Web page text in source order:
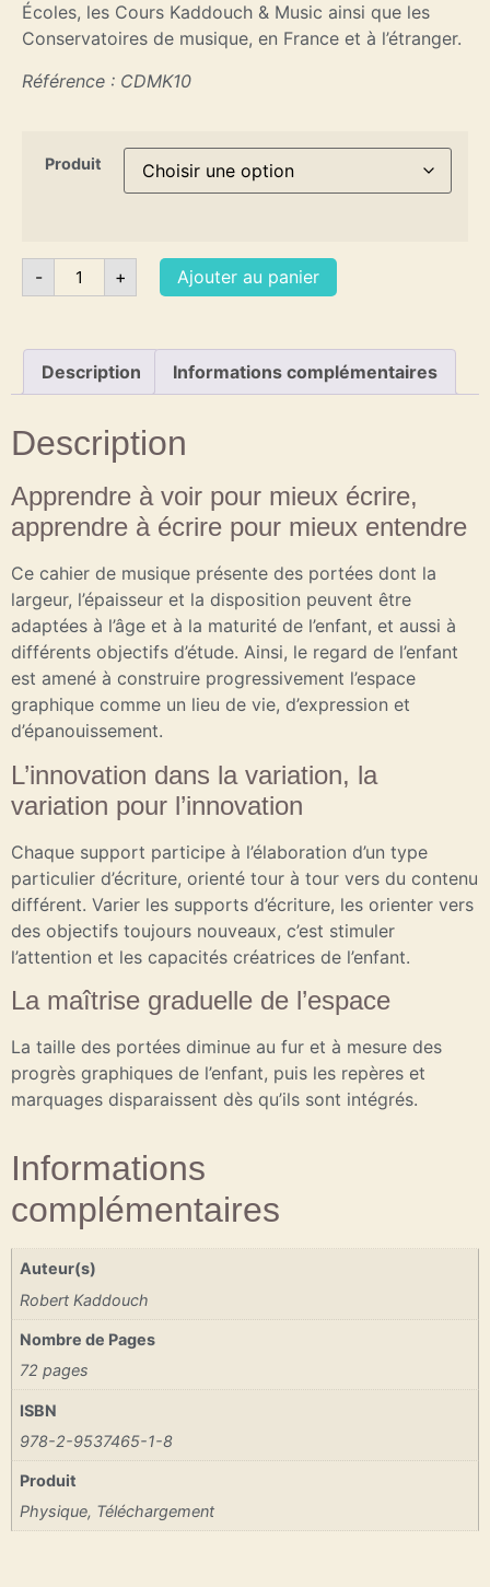
Écoles, les Cours Kaddouch & Music ainsi que les
Conservatoires de musique, en France et à l’étranger.
Référence : CDMK10
Produit
- + Ajouter au panier
Description Informations complémentaires
Description
Apprendre à voir pour mieux écrire,
apprendre à écrire pour mieux entendre
Ce cahier de musique présente des portées dont la
largeur, l’épaisseur et la disposition peuvent être
adaptées à l’âge et à la maturité de l’enfant, et aussi à
différents objectifs d’étude. Ainsi, le regard de l’enfant
est amené à construire progressivement l’espace
graphique comme un lieu de vie, d’expression et
d’épanouissement.
L’innovation dans la variation, la
variation pour l’innovation
Chaque support participe à l’élaboration d’un type
particulier d’écriture, orienté tour à tour vers du contenu
différent. Varier les supports d’écriture, les orienter vers
des objectifs toujours nouveaux, c’est stimuler
l’attention et les capacités créatrices de l’enfant.
La maîtrise graduelle de l’espace
La taille des portées diminue au fur et à mesure des
progrès graphiques de l’enfant, puis les repères et
marquages disparaissent dès qu’ils sont intégrés.
Informations
complémentaires
Auteur(s)
Robert Kaddouch
Nombre de Pages
72 pages
ISBN
978-2-9537465-1-8
Produit
Physique, Téléchargement